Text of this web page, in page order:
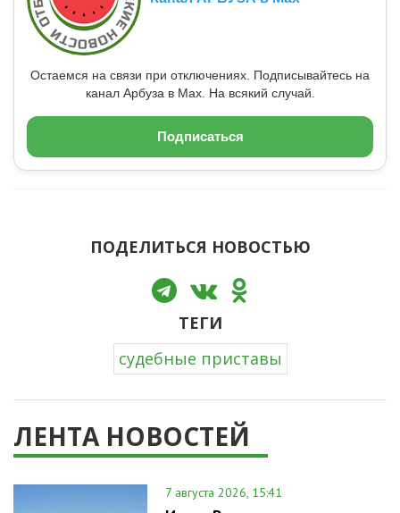
Остаемся на связи при отключениях. Подписывайтесь на
канал Арбуза в Max. На всякий случай.
Подписаться
ПОДЕЛИТЬСЯ НОВОСТЬЮ
ТЕГИ
судебные приставы
ЛЕНТА НОВОСТЕЙ
7 августа 2026, 15:41